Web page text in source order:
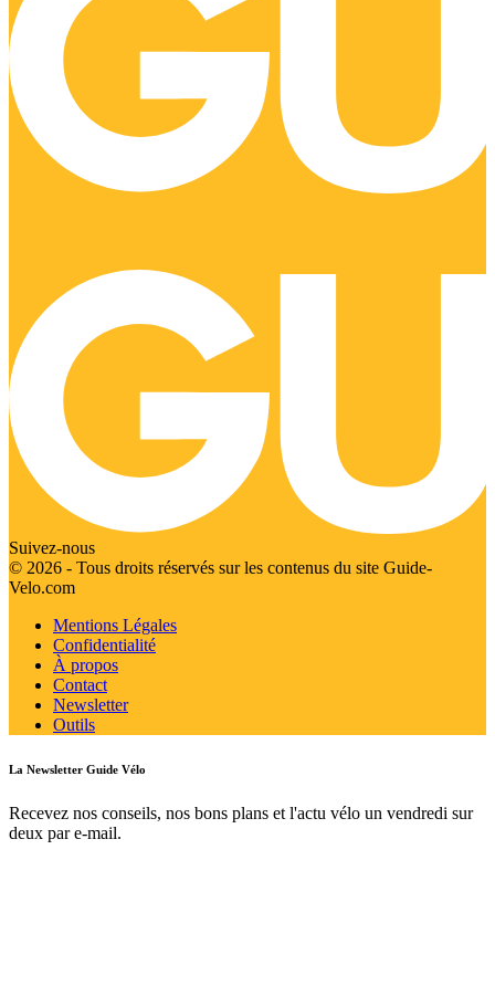
Suivez-nous
© 2026 - Tous droits réservés sur les contenus du site Guide-
Velo.com
Mentions Légales
Confidentialité
À propos
Contact
Newsletter
Outils
La Newsletter Guide Vélo
Recevez nos conseils, nos bons plans et l'actu vélo un vendredi sur
deux par e-mail.